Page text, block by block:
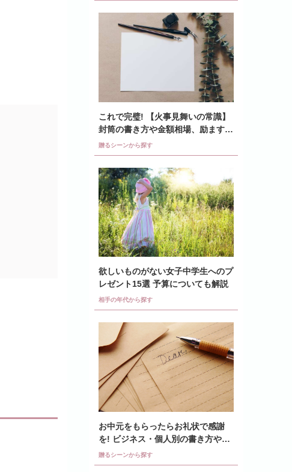
これで完璧! 【火事見舞いの常識】
封筒の書き方や金額相場、励ます言
葉の文例も紹介
贈るシーンから探す
欲しいものがない女子中学生へのプ
レゼント15選 予算についても解説
相手の年代から探す
お中元をもらったらお礼状で感謝
を! ビジネス・個人別の書き方や例
文も紹介
贈るシーンから探す